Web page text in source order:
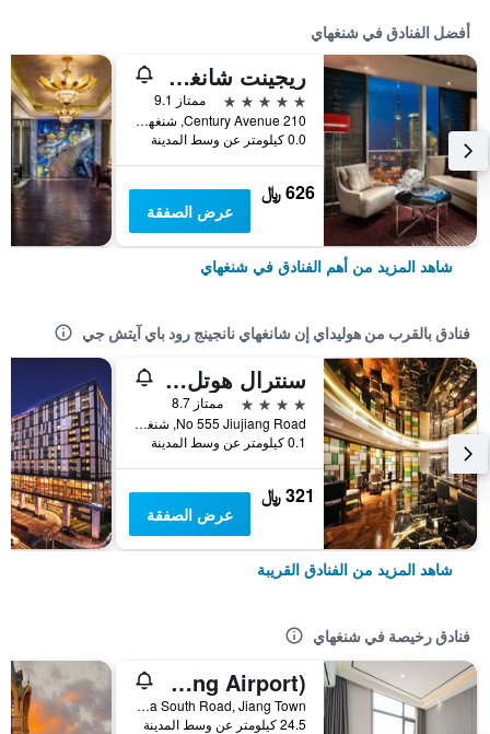
أفضل الفنادق في شنغهاي
ريجينت شانغهاي بودونج
5 نجوم
ممتاز 9.1
210 Century Avenue, شنغهاي, الصين
0.0 كيلومتر عن وسط المدينة
626 ﷼
عرض الصفقة
شاهد المزيد من أهم الفنادق في شنغهاي
فنادق بالقرب من هوليداي إن شانغهاي نانجينج رود باي آيتش جي
سنترال هوتل شنجهاي
4 نجوم
ممتاز 8.7
No 555 Jiujiang Road, شنغهاي, الصين
0.1 كيلومتر عن وسط المدينة
321 ﷼
عرض الصفقة
شاهد المزيد من الفنادق القريبة
فنادق رخيصة في شنغهاي
Pod Inn (Shanghai Pudong Airport)
No. 10 Shuizha South Road, Jiang Town, شنغهاي, الصين
24.5 كيلومتر عن وسط المدينة